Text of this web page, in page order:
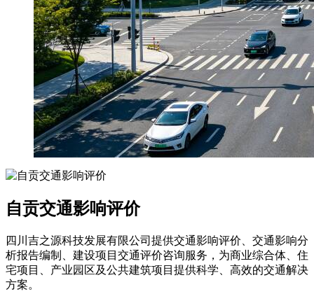
自贡交通影响评价
四川吉之源科技发展有限公司提供交通影响评价、交通影响分
析报告编制、建设项目交通评价咨询服务，为商业综合体、住
宅项目、产业园区及公共建筑项目提供科学、高效的交通解决
方案。